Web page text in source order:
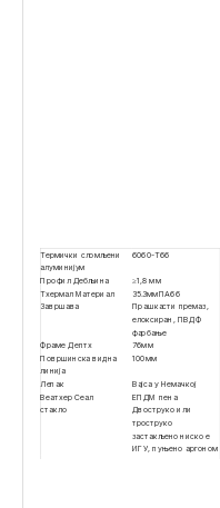
Термички сломљени
алуминијум
6060-Т66
Профил Дебљина ≥1,8 мм
Тхермал Материал 35.3ммПА66
Завршава Прашкасти премаз,
елоксиран, ПВДФ
фарбање
Фраме Дептх 76мм
Површинска видна
линија
100мм
Лепак
Вајса у Немачкој
Веатхер Сеал
ЕПДМ пена
стакло Двоструко или
троструко
застакљено ниско е
ИГУ, пуњено аргоном